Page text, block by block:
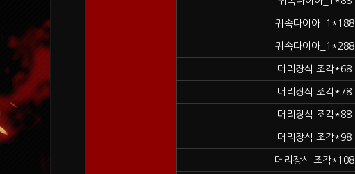
귀속다이아_1*188
귀속다이아_1*288
머리장식 조각*68
머리장식 조각*78
머리장식 조각*88
머리장식 조각*98
머리장식 조각*108